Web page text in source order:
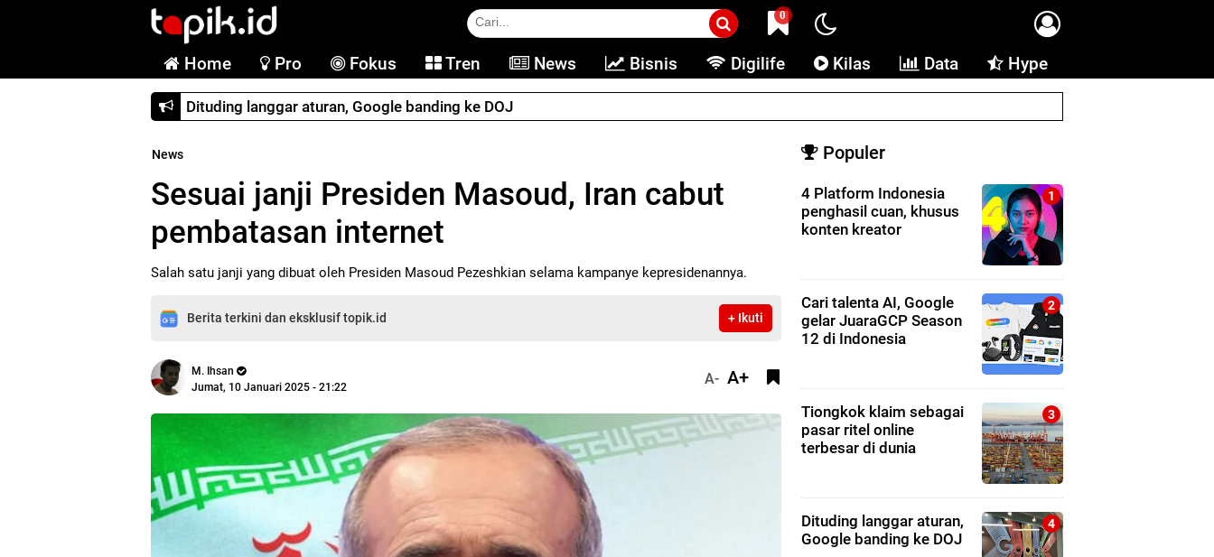
0
Home Pro Fokus Tren News Bisnis Digilife Kilas Data Hype
Dituding langgar aturan, Google banding ke DOJ
News
Sesuai janji Presiden Masoud, Iran cabut
pembatasan internet
Salah satu janji yang dibuat oleh Presiden Masoud Pezeshkian selama kampanye kepresidenannya.
Berita terkini dan eksklusif topik.id + Ikuti
M. Ihsan
Jumat, 10 Januari 2025 - 21:22
A- A+
Populer
4 Platform Indonesia
penghasil cuan, khusus
konten kreator
Cari talenta AI, Google
gelar JuaraGCP Season
12 di Indonesia
Tiongkok klaim sebagai
pasar ritel online
terbesar di dunia
Dituding langgar aturan,
Google banding ke DOJ